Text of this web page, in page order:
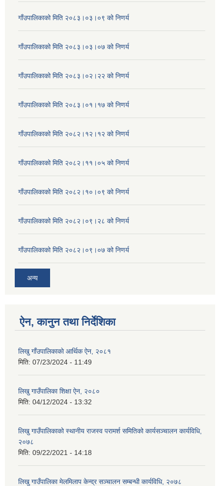
गाँउपालिकाको मिति २०८३।०३।०९ को निणर्य
गाँउपालिकाको मिति २०८३।०३।०७ को निणर्य
गाँउपालिकाको मिति २०८३।०२।२२ को निणर्य
गाँउपालिकाको मिति २०८३।०१।१७ को निणर्य
गाँउपालिकाको मिति २०८२।१२।१२ को निणर्य
गाँउपालिकाको मिति २०८२।११।०५ को निणर्य
गाँउपालिकाको मिति २०८२।१०।०९ को निणर्य
गाँउपालिकाको मिति २०८२।०९।२८ को निणर्य
गाँउपालिकाको मिति २०८२।०९।०७ को निणर्य
अन्य
ऐन, कानुन तथा निर्देशिका
लिखु गाँउपालिकाकाे आर्थिक ऐन, २०८१
मिति: 07/23/2024 - 11:49
लिखु गाउँपालिका शिक्षा ऐन, २०८०
मिति: 04/12/2024 - 13:32
‍‍लिखु गाउँपालिकाको स्थानीय राजस्व परामर्श समितिको कार्यसञ्चालन कार्यविधि,
२०७८
मिति: 09/22/2021 - 14:18
लिखु गाउँपालिका मेलमिलाप केन्द्र सञ्चालन सम्बन्धी कार्यविधि, २०७८